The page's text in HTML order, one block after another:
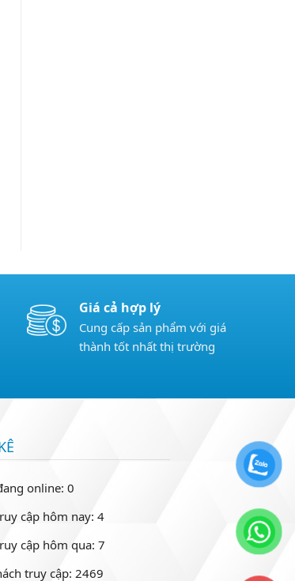
Giá cả hợp lý
Cung cấp sản phẩm với giá
thành tốt nhất thị trường
online: 0
cập hôm nay: 4
cập hôm qua: 7
truy cập: 2469